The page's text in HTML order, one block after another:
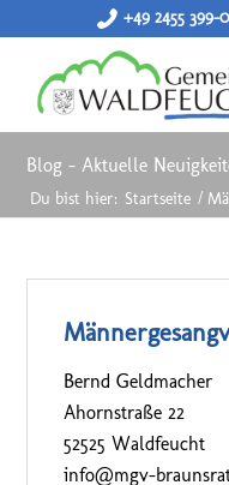
+49 2455 399-0
Blog - Aktuelle
Du bist hier: Startseite /
Bernd Geldmacher
Ahornstraße 22
52525 Waldfeucht
info@mgv-